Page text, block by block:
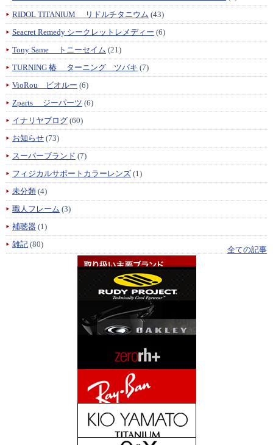
RIDOL TITANIUM リドルチタニウム (43)
Seacret Remedy シークレットレメディー (6)
Tony Same トニーセイム (21)
TURNING 椿 ターニング ツバキ (7)
VioRou ビオルー (6)
Zparts ジーパーツ (6)
イナリヤブログ (60)
お知らせ (73)
スーパーブランド (7)
フィジカルサポートカラーレンズ (1)
未分類 (4)
職人フレーム (3)
補聴器 (1)
雑記 (80)
全ての記事